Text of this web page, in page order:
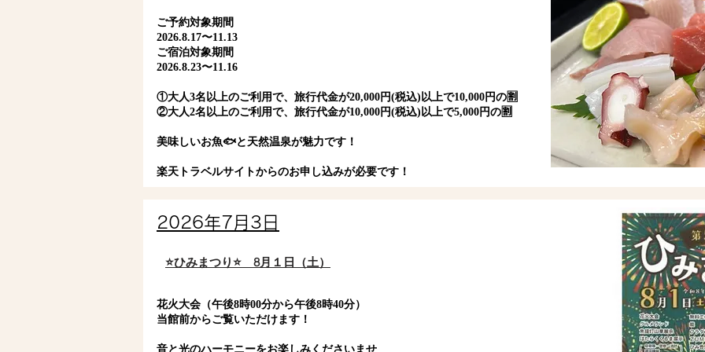
ご予約対象期間
2026.8.17〜11.13
ご宿泊対象期間
2026.8.23〜11.16
①大人3名以上のご利用で、旅行代金が20,000円(税込)以上で10,000円の🈹
②大人2名以上のご利用で、旅行代金が10,000円(税込)以上で5,000円の🈹
美味しいお魚🐟と天然温泉が魅力です！
楽天トラベルサイトからのお申し込みが必要です！
2026年7月3日
⭐️ひみまつり⭐️ 8月１日（土）
花火大会（午後8時00分から午後8時40分）
当館前からご覧いただけます！
音と光のハーモニーをお楽しみくださいませ